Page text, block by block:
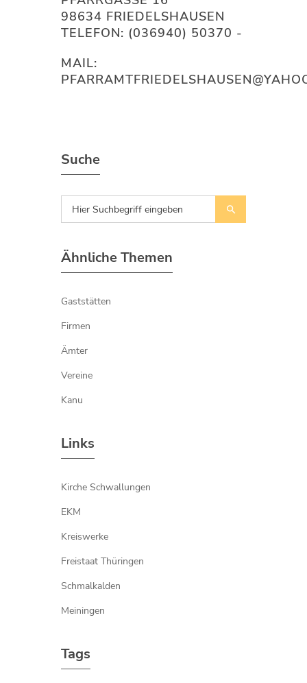
98634 FRIEDELSHAUSEN
TELEFON: (036940) 50370 -
MAIL:
Suche
Ähnliche Themen
Gaststätten
Firmen
Ämter
Vereine
Kanu
Links
Kirche Schwallungen
EKM
Kreiswerke
Freistaat Thüringen
Schmalkalden
Meiningen
Tags